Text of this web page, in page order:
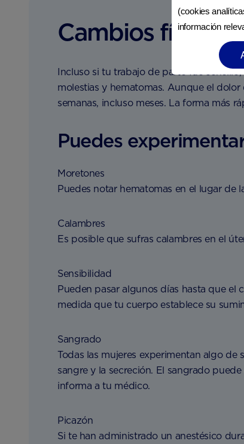
Cambios físicos
Incluso si tu trabajo de parto fue
molestias y hematomas. Aunque el
semanas, incluso meses. La forma más
Puedes
Moretones
Puedes notar hematomas en el lugar
Calambres
Es posible que sufras calambres en el
Sensibilidad
Pueden pasar algunos días hasta que el
medida que tu cuerpo establece su
Sangrado
Todas las mujeres experimentan algo
sangre y la secreción. El sangrado
informa a tu médico.
Picazón
Si te han administrado un anestésico
(cookies
información